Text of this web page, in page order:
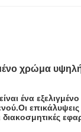
χρώμα
ένα
διακοσμητικές